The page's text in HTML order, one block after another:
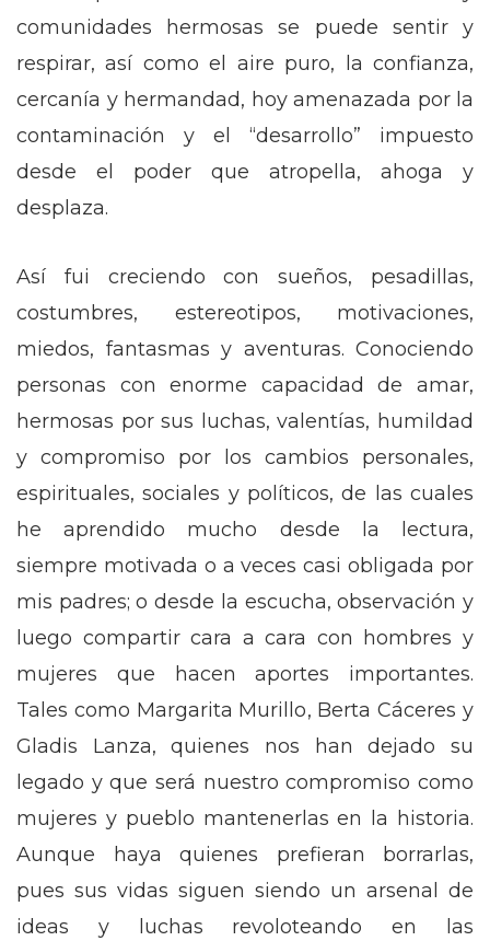
comunidades hermosas se puede sentir y
respirar, así como el aire puro, la confianza,
cercanía y hermandad, hoy amenazada por la
contaminación y el “desarrollo” impuesto
desde el poder que atropella, ahoga y
desplaza.
Así fui creciendo con sueños, pesadillas,
costumbres, estereotipos, motivaciones,
miedos, fantasmas y aventuras. Conociendo
personas con enorme capacidad de amar,
hermosas por sus luchas, valentías, humildad
y compromiso por los cambios personales,
espirituales, sociales y políticos, de las cuales
he aprendido mucho desde la lectura,
siempre motivada o a veces casi obligada por
mis padres; o desde la escucha, observación y
luego compartir cara a cara con hombres y
mujeres que hacen aportes importantes.
Tales como Margarita Murillo, Berta Cáceres y
Gladis Lanza, quienes nos han dejado su
legado y que será nuestro compromiso como
mujeres y pueblo mantenerlas en la historia.
Aunque haya quienes prefieran borrarlas,
pues sus vidas siguen siendo un arsenal de
ideas y luchas revoloteando en las